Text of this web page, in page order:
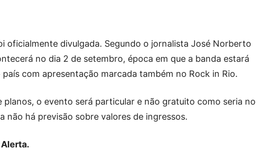
oficialmente divulgada. Segundo o jornalista José Norberto
no dia 2 de setembro, época em que a banda estará
com apresentação marcada também no Rock in Rio.
planos, o evento será particular e não gratuito como seria no
não há previsão sobre valores de ingressos.